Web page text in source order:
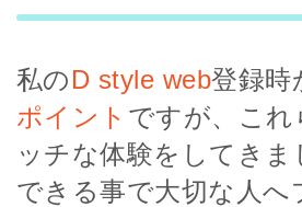
私のD style web登録時
ポイント ですが、こ
ッチな体験をしてき
できる事で大切な人